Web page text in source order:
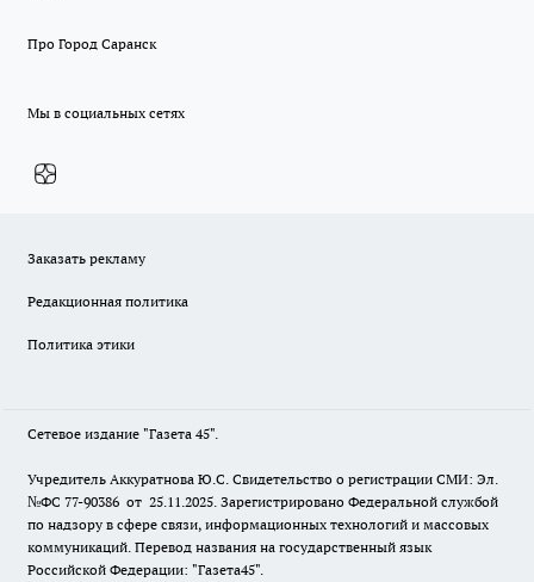
Про Город Саранск
Мы в социальных сетях
Заказать рекламу
Редакционная политика
Политика этики
Сетевое издание "Газета 45".
Учредитель Аккуратнова Ю.С. Свидетельство о регистрации СМИ: Эл.
№ФС 77-90386 от 25.11.2025. Зарегистрировано Федеральной службой
по надзору в сфере связи, информационных технологий и массовых
коммуникаций. Перевод названия на государственный язык
Российской Федерации: "Газета45".